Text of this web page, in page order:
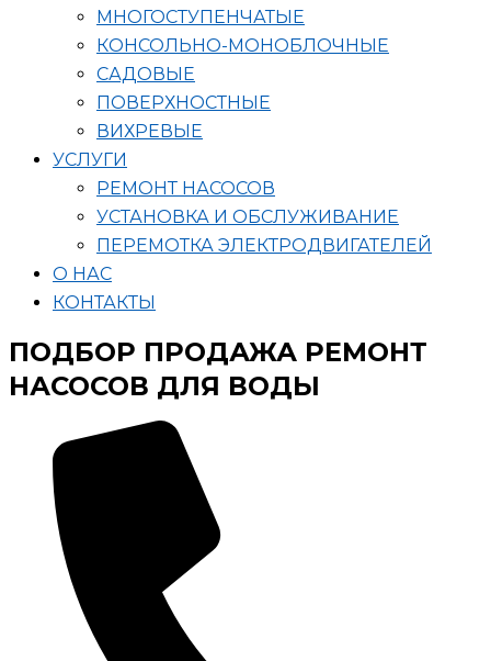
МНОГОСТУПЕНЧАТЫЕ
КОНСОЛЬНО-МОНОБЛОЧНЫЕ
САДОВЫЕ
ПОВЕРХНОСТНЫЕ
ВИХРЕВЫЕ
УСЛУГИ
РЕМОНТ НАСОСОВ
УСТАНОВКА И ОБСЛУЖИВАНИЕ
ПЕРЕМОТКА ЭЛЕКТРОДВИГАТЕЛЕЙ
О НАС
КОНТАКТЫ
ПОДБОР ПРОДАЖА РЕМОНТ
НАСОСОВ ДЛЯ ВОДЫ